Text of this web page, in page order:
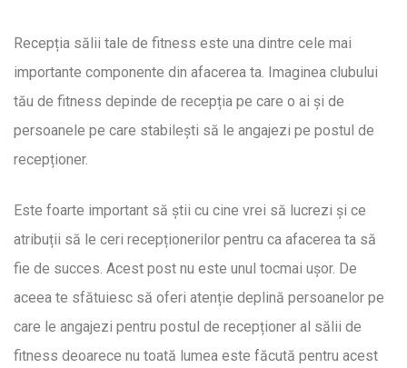
Recepția sălii tale de fitness este una dintre cele mai
importante componente din afacerea ta. Imaginea clubului
tău de fitness depinde de recepția pe care o ai și de
persoanele pe care stabilești să le angajezi pe postul de
recepționer.
Este foarte important să știi cu cine vrei să lucrezi și ce
atribuții să le ceri recepționerilor pentru ca afacerea ta să
fie de succes. Acest post nu este unul tocmai ușor. De
aceea te sfătuiesc să oferi atenție deplină persoanelor pe
care le angajezi pentru postul de recepționer al sălii de
fitness deoarece nu toată lumea este făcută pentru acest